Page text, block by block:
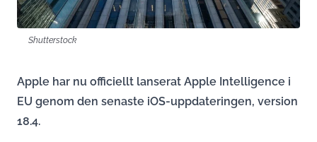
Shutterstock
Apple har nu officiellt lanserat Apple Intelligence i
EU genom den senaste iOS-uppdateringen, version
18.4.